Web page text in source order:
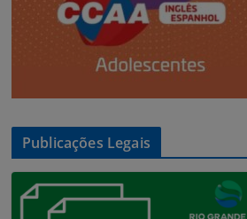
Publicações Legais